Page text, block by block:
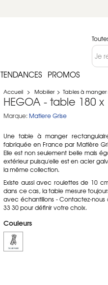
TENDANCES PROMOS
Accueil > Mobilier > Tables à
HEGOA - table 180
Marque: Matiere Grise
Une table à manger
fabriquée en France par Matière
Elle est non seulement belle mais
extérieur puisqu'elle est en acier
la même collection.
Existe aussi avec roulettes de 10
dans ce cas, la table mesure
avec échantillons - Contactez-nous
33 30 pour définir votre choix.
Couleurs